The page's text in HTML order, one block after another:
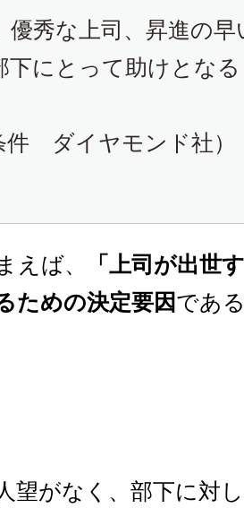
優秀な上司、昇進の
下にとって助けとな
件 ダイヤモンド社）
えば、
「上司が出世
ための決定要因であ
望がなく、部下に対